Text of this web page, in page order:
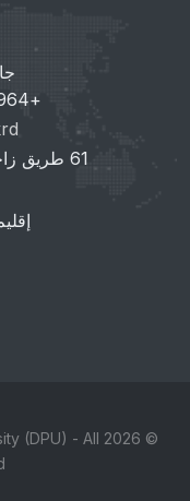
+964(0) 750 733 2080
61 طريق زاخو، حي مازي، دهوك 1006،
(DPU) - All